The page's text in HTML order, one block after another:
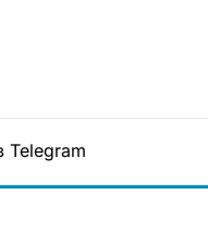
Telegram